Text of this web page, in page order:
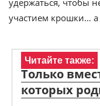
участием крошки… а
Читайте также:
Только
которых